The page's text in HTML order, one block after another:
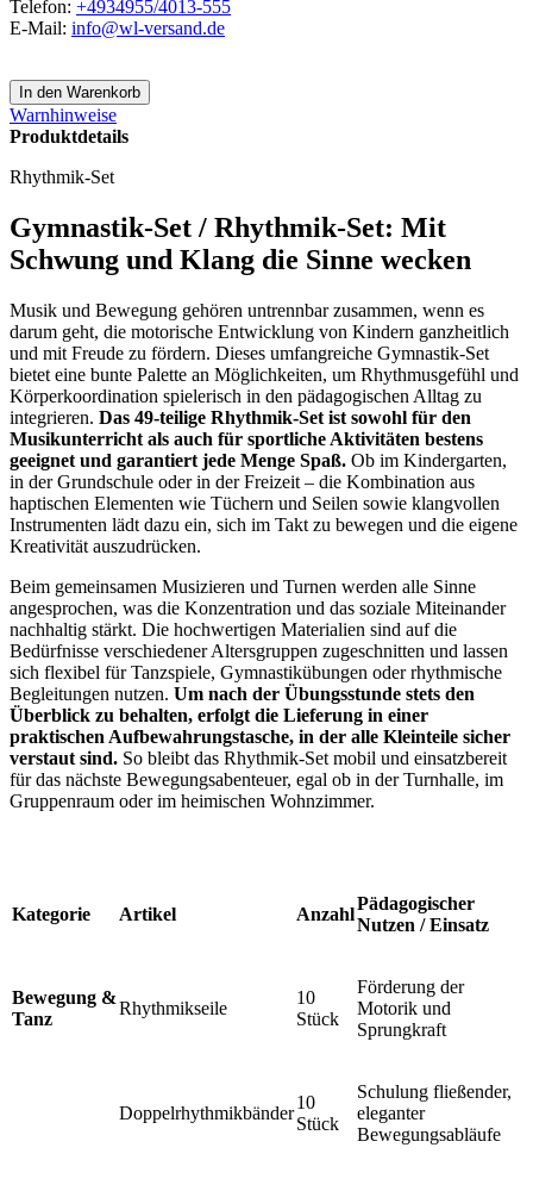
Telefon: +4934955/4013-555
E-Mail: info@wl-versand.de
Warnhinweise
Produktdetails
Rhythmik-Set
Gymnastik-Set / Rhythmik-Set: Mit
Schwung und Klang die Sinne wecken
Musik und Bewegung gehören untrennbar zusammen, wenn es
darum geht, die motorische Entwicklung von Kindern ganzheitlich
und mit Freude zu fördern. Dieses umfangreiche Gymnastik-Set
bietet eine bunte Palette an Möglichkeiten, um Rhythmusgefühl und
Körperkoordination spielerisch in den pädagogischen Alltag zu
integrieren. Das 49-teilige Rhythmik-Set ist sowohl für den
Musikunterricht als auch für sportliche Aktivitäten bestens
geeignet und garantiert jede Menge Spaß. Ob im Kindergarten,
in der Grundschule oder in der Freizeit – die Kombination aus
haptischen Elementen wie Tüchern und Seilen sowie klangvollen
Instrumenten lädt dazu ein, sich im Takt zu bewegen und die eigene
Kreativität auszudrücken.
Beim gemeinsamen Musizieren und Turnen werden alle Sinne
angesprochen, was die Konzentration und das soziale Miteinander
nachhaltig stärkt. Die hochwertigen Materialien sind auf die
Bedürfnisse verschiedener Altersgruppen zugeschnitten und lassen
sich flexibel für Tanzspiele, Gymnastikübungen oder rhythmische
Begleitungen nutzen. Um nach der Übungsstunde stets den
Überblick zu behalten, erfolgt die Lieferung in einer
praktischen Aufbewahrungstasche, in der alle Kleinteile sicher
verstaut sind. So bleibt das Rhythmik-Set mobil und einsatzbereit
für das nächste Bewegungsabenteuer, egal ob in der Turnhalle, im
Gruppenraum oder im heimischen Wohnzimmer.
Kategorie Artikel Anzahl
Pädagogischer
Nutzen / Einsatz
Bewegung &
Tanz
Rhythmikseile
10
Stück
Förderung der
Motorik und
Sprungkraft
Doppelrhythmikbänder
10
Stück
Schulung fließender,
eleganter
Bewegungsabläufe